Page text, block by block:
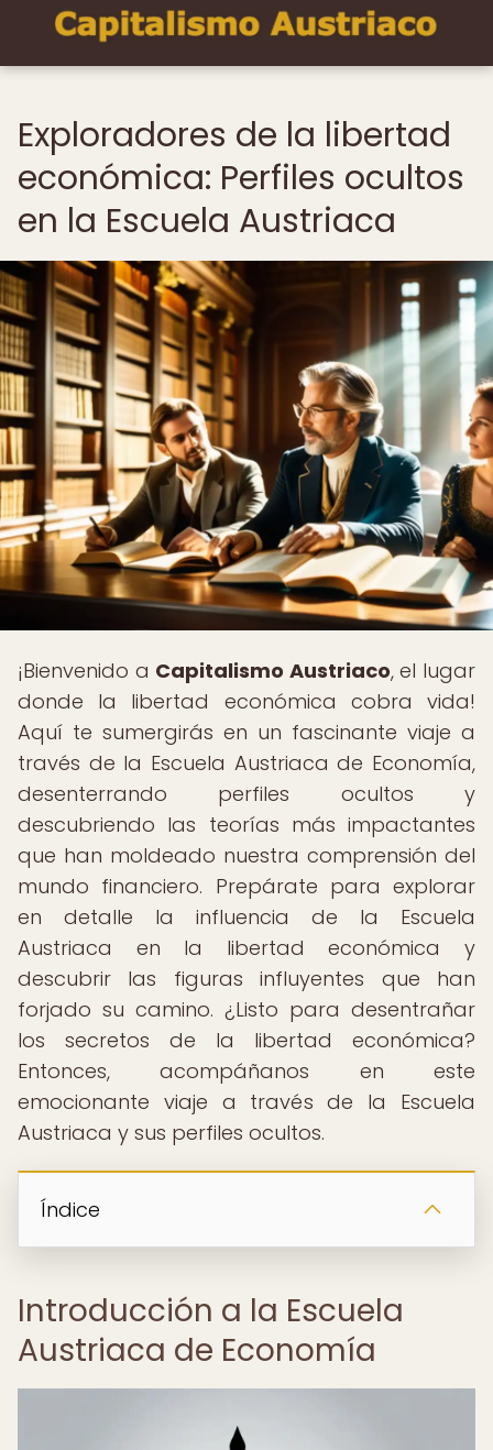
Exploradores de la libertad
económica: Perfiles ocultos
en la Escuela Austriaca
¡Bienvenido a Capitalismo Austriaco, el lugar
donde la libertad económica cobra vida!
Aquí te sumergirás en un fascinante viaje a
través de la Escuela Austriaca de Economía,
desenterrando perfiles ocultos y
descubriendo las teorías más impactantes
que han moldeado nuestra comprensión del
mundo financiero. Prepárate para explorar
en detalle la influencia de la Escuela
Austriaca en la libertad económica y
descubrir las figuras influyentes que han
forjado su camino. ¿Listo para desentrañar
los secretos de la libertad económica?
Entonces, acompáñanos en este
emocionante viaje a través de la Escuela
Austriaca y sus perfiles ocultos.
Índice
Introducción a la Escuela
Austriaca de Economía